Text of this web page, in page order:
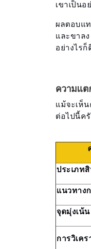
เขาเป็นอ
ผลตอบแ
และขาล
อย่างไร
ความแต
แม้จะเห็
ต่อไปนี้ค
ประเภท
แนวทาง
จุดมุ่งเน้น
การวิเคร